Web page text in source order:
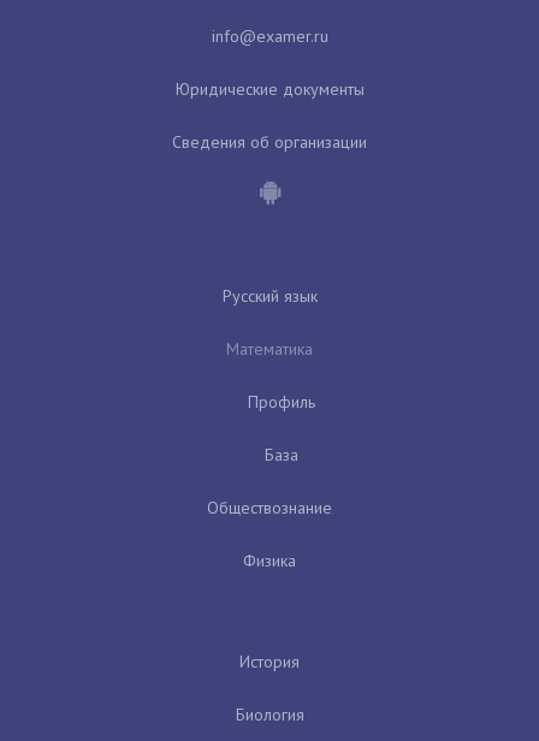
Юридические документы
Сведения об организации
Русский язык
Математика
Профиль
База
Обществознание
Физика
История
Биология